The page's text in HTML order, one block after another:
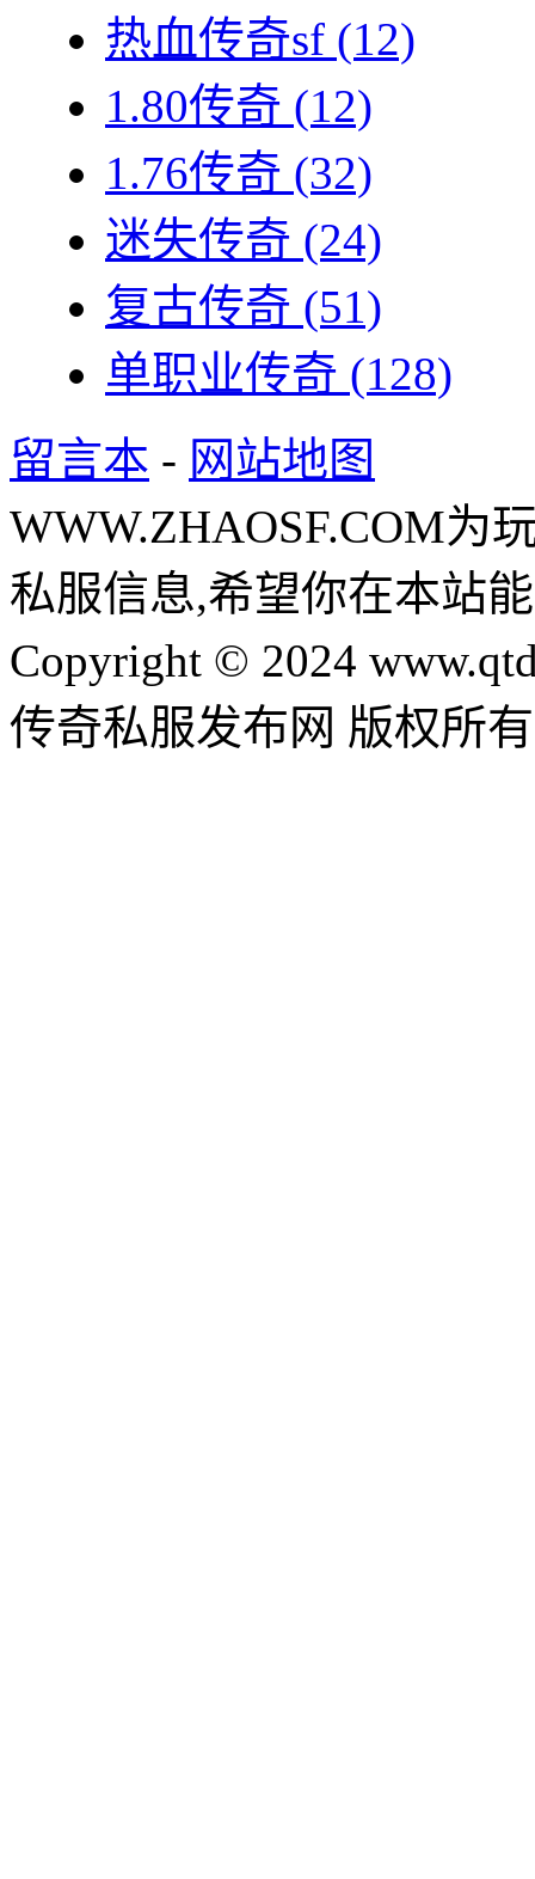
热血传奇sf (12)
1.80传奇 (12)
1.76传奇 (32)
迷失传奇 (24)
复古传奇 (51)
单职业传奇 (128)
留言本 - 网站地图
WWW.ZHAOSF.COM为
私服信息,希望你在本站
Copyright © 2024
传奇私服发布网 版权所有